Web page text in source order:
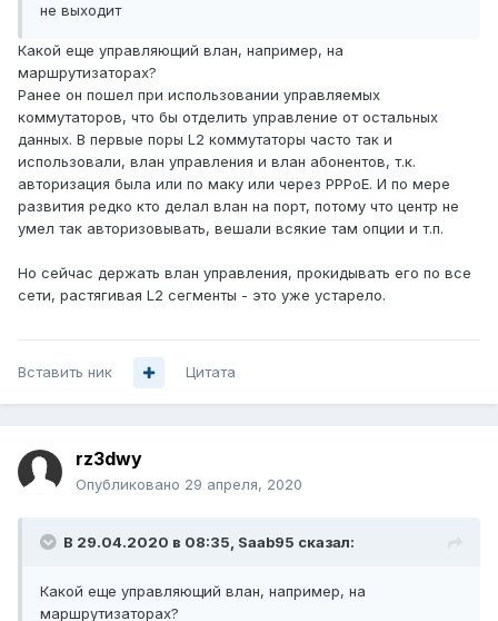
не выходит
Какой еще управляющий влан, например, на
маршрутизаторах?
Ранее он пошел при использовании управляемых
коммутаторов, что бы отделить управление от остальных
данных. В первые поры L2 коммутаторы часто так и
использовали, влан управления и влан абонентов, т.к.
авторизация была или по маку или через PPPoE. И по мере
развития редко кто делал влан на порт, потому что центр не
умел так авторизовывать, вешали всякие там опции и т.п.
Но сейчас держать влан управления, прокидывать его по все
сети, растягивая L2 сегменты - это уже устарело.
Вставить ник Цитата
rz3dwy
Опубликовано 29 апреля, 2020
В 29.04.2020 в 08:35, Saab95 сказал:
Какой еще управляющий влан, например, на
маршрутизаторах?